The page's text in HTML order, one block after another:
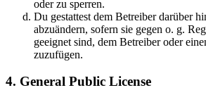
oder zu sperren.
Du gestattest dem Betreiber darüber
abzuändern, sofern sie gegen o. g.
geeignet sind, dem Betreiber oder
zuzufügen.
4. General Public License